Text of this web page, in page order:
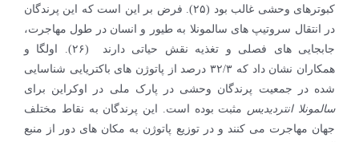
کبوترهای وحشی غالب بود (۲۵). فرض بر این است که این پرندگان
در انتقال سروتیپ های سالمونلا به طیور و انسان در طول مهاجرت،
جابجایی های فصلی و تغذیه نقش حیاتی دارند (۲۶). اولگا و
همکاران نشان داد که ۳۲/۳ درصد از پاتوژن های باکتریایی شناسایی
شده در جمعیت پرندگان وحشی در پارک ملی در اوکراین برای
سالمونلا انتردیدیس مثبت بوده است. این پرندگان به نقاط مختلف
جهان مهاجرت می کنند و در توزیع پاتوژن به مکان های دور از منبع